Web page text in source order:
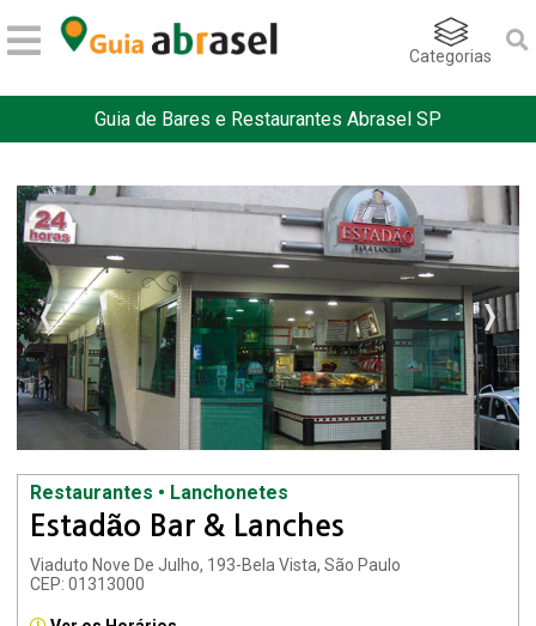
Categorias
Guia de Bares e Restaurantes Abrasel SP
Restaurantes • Lanchonetes
Estadão Bar & Lanches
Viaduto Nove De Julho, 193-Bela Vista, São Paulo
CEP: 01313000